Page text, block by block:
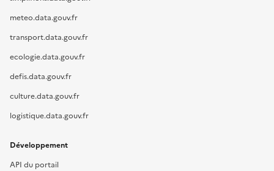
meteo.data.gouv.fr
transport.data.gouv.fr
ecologie.data.gouv.fr
defis.data.gouv.fr
culture.data.gouv.fr
logistique.data.gouv.fr
Développement
API du portail